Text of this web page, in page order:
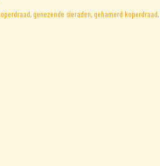
, genezende sieraden, gehamerd koperdraad,